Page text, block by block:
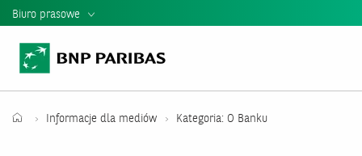
Biuro prasowe
Informacje Prasowe
Teczka PrasowaInformacje dla mediów Kategoria: O Banku